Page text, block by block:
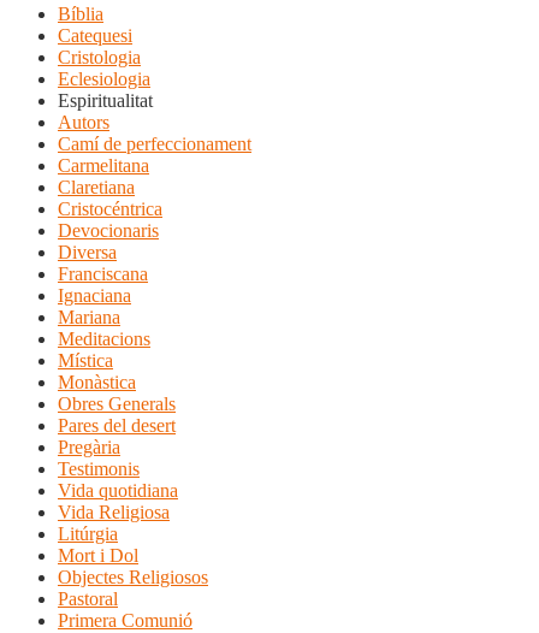
Bíblia
Catequesi
Cristologia
Eclesiologia
Espiritualitat
Autors
Camí de perfeccionament
Carmelitana
Claretiana
Cristocéntrica
Devocionaris
Diversa
Franciscana
Ignaciana
Mariana
Meditacions
Mística
Monàstica
Obres Generals
Pares del desert
Pregària
Testimonis
Vida quotidiana
Vida Religiosa
Litúrgia
Mort i Dol
Objectes Religiosos
Pastoral
Primera Comunió